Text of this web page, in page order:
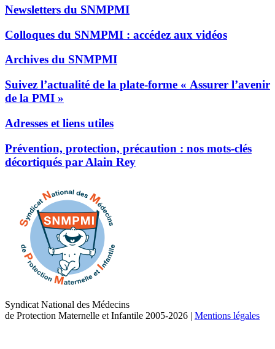
Newsletters du SNMPMI
Colloques du SNMPMI : accédez aux vidéos
Archives du SNMPMI
Suivez l’actualité de la plate-forme « Assurer l’avenir
de la PMI »
Adresses et liens utiles
Prévention, protection, précaution : nos mots-clés
décortiqués par Alain Rey
Syndicat National des Médecins
de Protection Maternelle et Infantile 2005-2026 | Mentions légales